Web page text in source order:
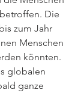
Die
zum Jahr
Menschen
könnten.
globalen
ganze